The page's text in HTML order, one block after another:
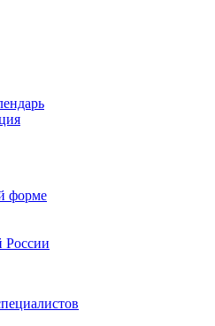
форме
России